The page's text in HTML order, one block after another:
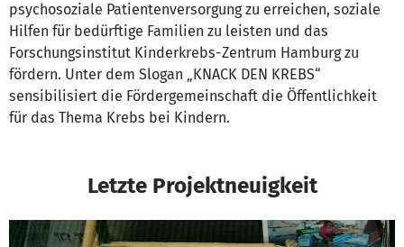
psychosoziale Patientenversorgung zu erreichen, soziale
Hilfen für bedürftige Familien zu leisten und das
Forschungsinstitut Kinderkrebs-Zentrum Hamburg zu
fördern. Unter dem Slogan „KNACK DEN KREBS“
sensibilisiert die Fördergemeinschaft die Öffentlichkeit
für das Thema Krebs bei Kindern.
Letzte Projektneuigkeit